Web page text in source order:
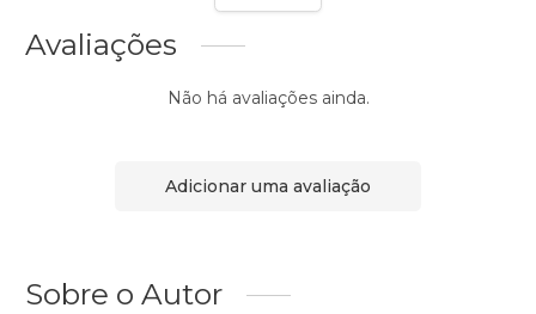
Avaliações
Não há avaliações ainda.
Adicionar uma avaliação
Sobre o Autor